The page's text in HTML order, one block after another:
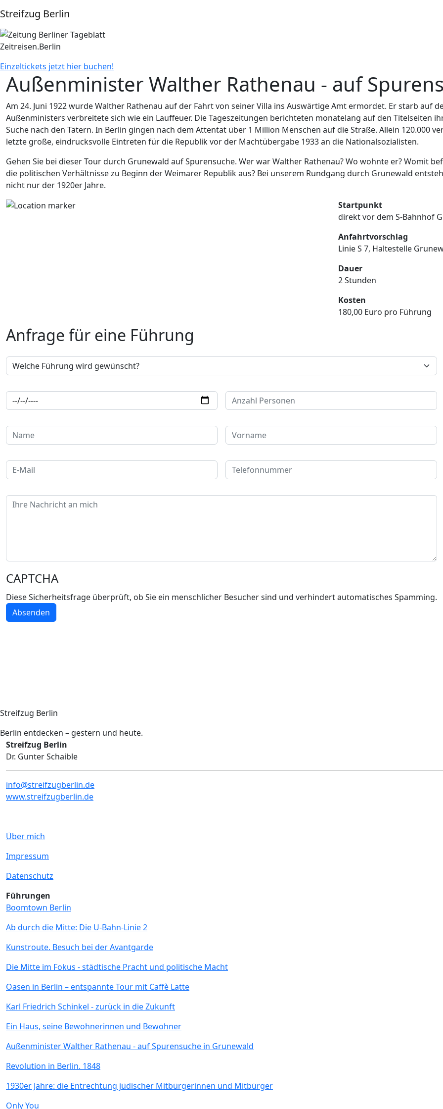
Streifzug Berlin
Zeitreisen.Berlin
Einzeltickets jetzt hier buchen!
Außenminister Walther Rathenau - auf
Am 24. Juni 1922 wurde Walther Rathenau auf der Fahrt von seiner Villa ins Auswärtige Amt ermordet. Er starb auf
Außenministers verbreitete sich wie ein Lauffeuer. Die Tageszeitungen berichteten monatelang auf den Titelseiten
Suche nach den Tätern. In Berlin gingen nach dem Attentat über 1 Million Menschen auf die Straße. Allein 120.000
letzte große, eindrucksvolle Eintreten für die Republik vor der Machtübergabe 1933 an die Nationalsozialisten.
Gehen Sie bei dieser Tour durch Grunewald auf Spurensuche. Wer war Walther Rathenau? Wo wohnte er? Womit
die politischen Verhältnisse zu Beginn der Weimarer Republik aus? Bei unserem Rundgang durch Grunewald
nicht nur der 1920er Jahre.
Startpunkt
direkt vor dem S-Bahnhof
Anfahrtvorschlag
Linie S 7, Haltestelle
Dauer
2 Stunden
Kosten
180,00 Euro pro Führung
Anfrage für eine Führung
Welche Führung wird gewünscht?
Wann? Anzahl Personen
Name Vorname
E-Mail Telefonnummer
Bemerkung
CAPTCHA
Diese Sicherheitsfrage überprüft, ob Sie ein menschlicher Besucher sind und verhindert automatisches Spamming.
Absenden
Streifzug Berlin
Berlin entdecken – gestern und heute.
Streifzug Berlin
Dr. Gunter Schaible
info@streifzugberlin.de
www.streifzugberlin.de
Über mich
Impressum
Datenschutz
Führungen
Boomtown Berlin
Ab durch die Mitte: Die U-Bahn-Linie 2
Kunstroute. Besuch bei der Avantgarde
Die Mitte im Fokus - städtische Pracht und politische Macht
Oasen in Berlin – entspannte Tour mit Caffè Latte
Karl Friedrich Schinkel - zurück in die Zukunft
Ein Haus, seine Bewohnerinnen und Bewohner
Außenminister Walther Rathenau - auf Spurensuche in Grunewald
Revolution in Berlin. 1848
1930er Jahre: die Entrechtung jüdischer Mitbürgerinnen und Mitbürger
Only You